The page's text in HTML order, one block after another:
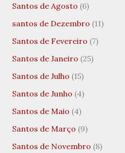
Santos de Agosto (6)
santos de Dezembro (11)
Santos de Fevereiro (7)
Santos de Janeiro (25)
Santos de Julho (15)
Santos de Junho (4)
Santos de Maio (4)
Santos de Março (9)
Santos de Novembro (8)